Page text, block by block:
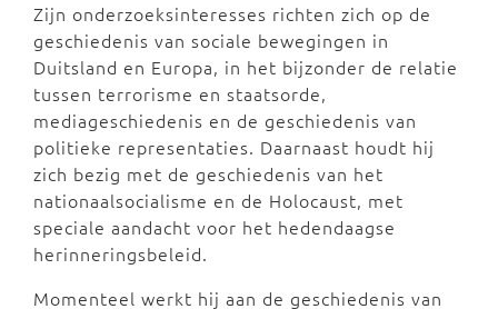
Zijn onderzoeksinteresses richten zich op de
geschiedenis van sociale bewegingen in
Duitsland en Europa, in het bijzonder de relatie
tussen terrorisme en staatsorde,
mediageschiedenis en de geschiedenis van
politieke representaties. Daarnaast houdt hij
zich bezig met de geschiedenis van het
nationaalsocialisme en de Holocaust, met
speciale aandacht voor het hedendaagse
herinneringsbeleid.
Momenteel werkt hij aan de geschiedenis van